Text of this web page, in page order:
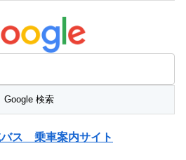
ス 乗車案内サイト